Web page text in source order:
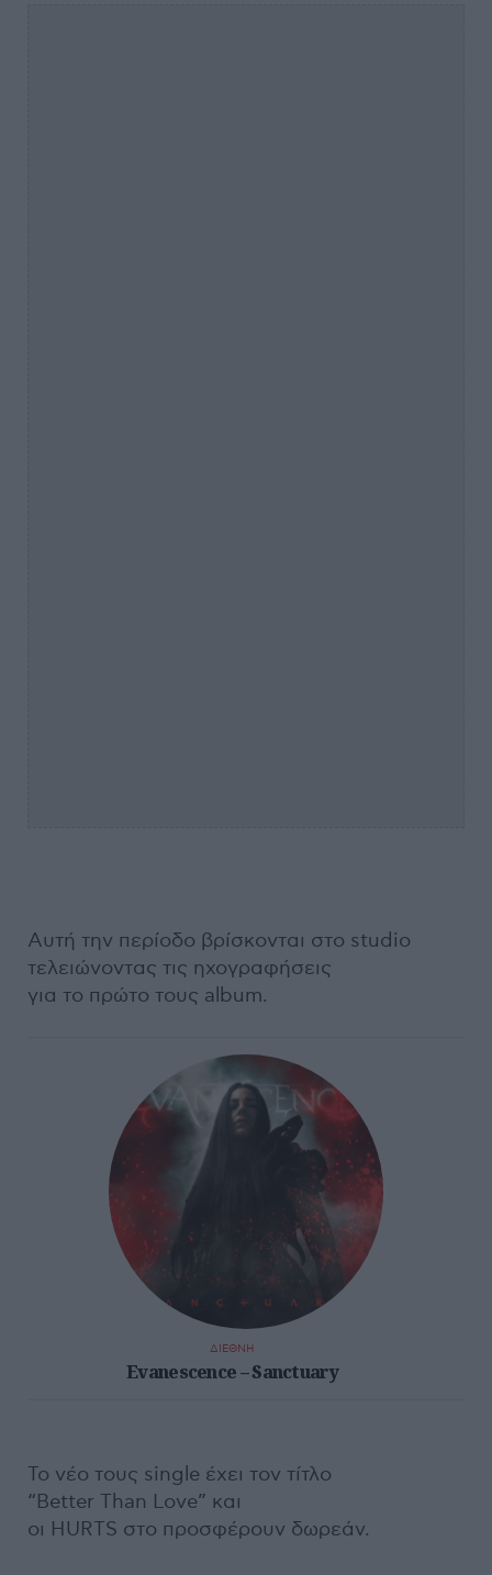
Αυτή την περίοδο βρίσκονται στο studio
τελειώνοντας τις ηχογραφήσεις
για το πρώτο τους album.
ΔΙΕΘΝΗ
Evanescence – Sanctuary
Το νέο τους single έχει τον τίτλο
“Better Than Love” και
οι HURTS στο προσφέρουν δωρεάν.